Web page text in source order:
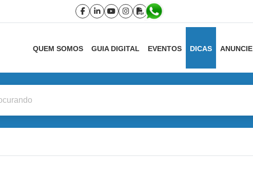
QUEM SOMOS GUIA DIGITAL EVENTOS DICAS ANUNCIE